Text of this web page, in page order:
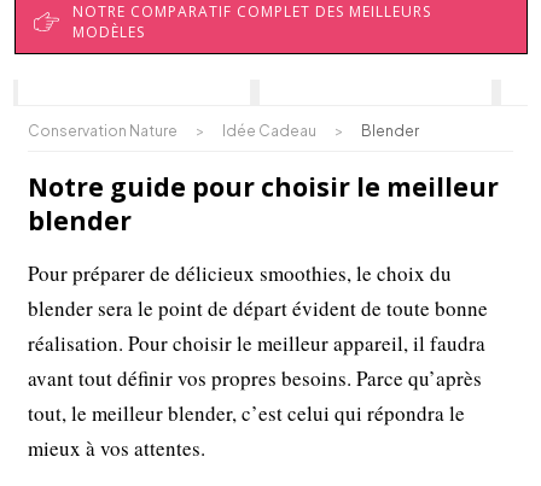
NOTRE COMPARATIF COMPLET DES MEILLEURS
MODÈLES
Conservation Nature > Idée Cadeau > Blender
Notre guide pour choisir le meilleur
blender
Pour préparer de délicieux smoothies, le choix du
blender sera le point de départ évident de toute bonne
réalisation. Pour choisir le meilleur appareil, il faudra
avant tout définir vos propres besoins. Parce qu’après
tout, le meilleur blender, c’est celui qui répondra le
mieux à vos attentes.